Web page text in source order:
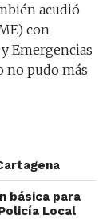
acudió
con
Emergencias
no pudo más
básica para
Local